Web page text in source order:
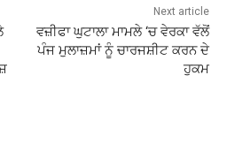
Next article
ਵਜ਼ੀਫਾ ਘੁਟਾਲਾ ਮਾਮਲੇ ‘ਚ ਵੇਰਕਾ ਵੱਲੋਂ
ਪੰਜ ਮੁਲਾਜ਼ਮਾਂ ਨੂੰ ਚਾਰਜਸ਼ੀਟ ਕਰਨ ਦੇ
ਹੁਕਮ